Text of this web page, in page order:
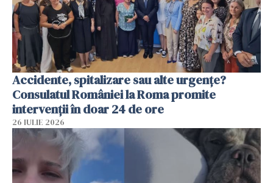
Accidente, spitalizare sau alte urgențe?
Consulatul României la Roma promite
intervenții în doar 24 de ore
26 IULIE 2026